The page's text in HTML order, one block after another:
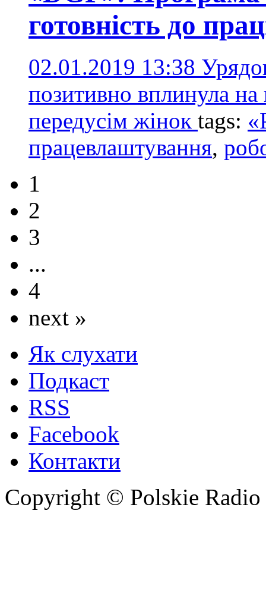
готовність до
02.01.2019 13:38
позитивно вплинула на
передусім жінок tags:
працевлаштування,
1
2
3
...
4
next »
Як слухати
Подкаст
RSS
Facebook
Контакти
Copyright © Polskie